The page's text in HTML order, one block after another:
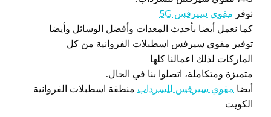
نوفر مقوي سيرفس 5G
كما نعمل أيضا بأحدث المعدات وأفضل الوسائل وأيضا
توفير مقوي سيرفس اسطبلات الفروانية من كل
الماركات لذلك اعمالنا كلها
متميزة ومتكاملة، اتصلوا بنا في الحال.
أيضا مقوي سيرفس للسرداب منطقة اسطبلات الفروانية
الكويت